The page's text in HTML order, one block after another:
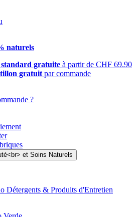
naturels
gratuite à partir de CHF 69.90
gratuit par commande
?
Détergents & Produits d'Entretien